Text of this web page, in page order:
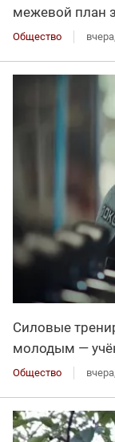
межевой план
Общество
Силовые
молодым —
Общество